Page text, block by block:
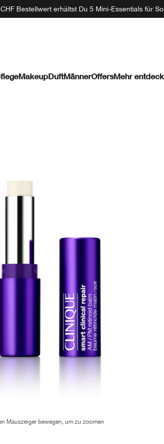
Bestellwert erhältst Du 5 Mini-Essentials für
MakeupDuftMännerOffersMehr
Mauszeiger bewegen, um zu zoomen